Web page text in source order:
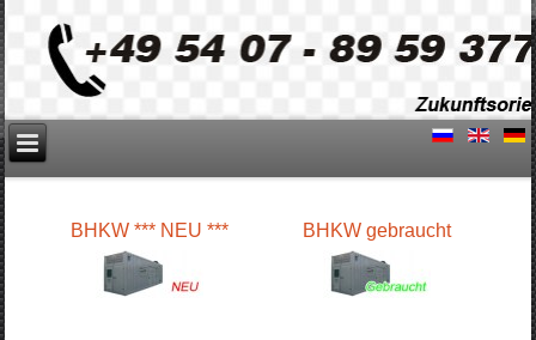
BHKW *** NEU *** BHKW gebraucht